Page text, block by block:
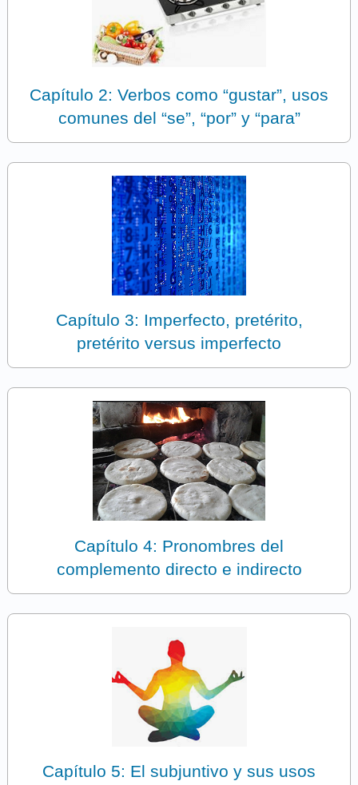
Capítulo 2: Verbos como “gustar”, usos
comunes del “se”, “por” y “para”
Capítulo 3: Imperfecto, pretérito,
pretérito versus imperfecto
Capítulo 4: Pronombres del
complemento directo e indirecto
Capítulo 5: El subjuntivo y sus usos